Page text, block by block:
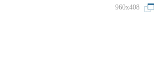
960x408